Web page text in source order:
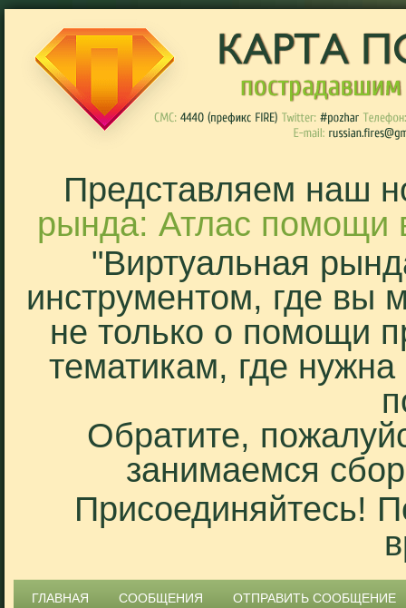
Представляем наш
рында: Атлас помощи
"Виртуальная
инструментом, где вы
не только о помощи
тематикам, где
Обратите,
занимаемся
Присоединяйтесь!
ГЛАВНАЯ СООБЩЕНИЯ
ОТПРАВИТЬ СООБЩЕНИЕ